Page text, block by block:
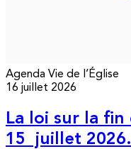
Agenda Vie de l’Église
16 juillet 2026
La loi sur la
15 juillet 2026.